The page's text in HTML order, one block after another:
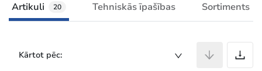
Artikuli 20 Tehniskās īpašības Sortiments
Kārtot pēc: